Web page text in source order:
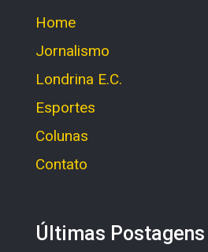
Home
Jornalismo
Londrina E.C.
Esportes
Colunas
Contato
Últimas Postagens